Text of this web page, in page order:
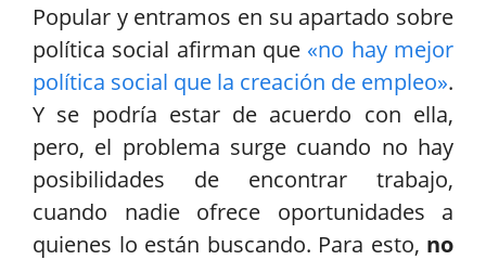
Popular y entramos en su apartado sobre
política social afirman que «no hay mejor
política social que la creación de empleo».
Y se podría estar de acuerdo con ella,
pero, el problema surge cuando no hay
posibilidades de encontrar trabajo,
cuando nadie ofrece oportunidades a
quienes lo están buscando. Para esto, no